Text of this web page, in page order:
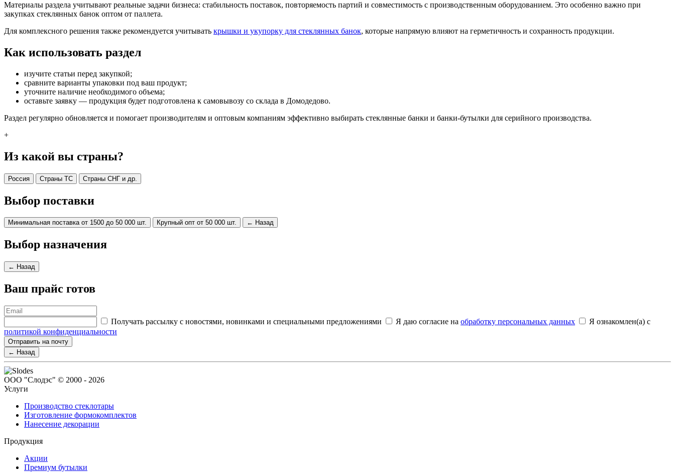
Материалы раздела учитывают реальные задачи бизнеса: стабильность поставок, повторяемость партий и совместимость с производственным оборудованием. Это особенно важно при
закупках стеклянных банок оптом от паллета.
Для комплексного решения также рекомендуется учитывать крышки и укупорку для стеклянных банок, которые напрямую влияют на герметичность и сохранность продукции.
Как использовать раздел
изучите статьи перед закупкой;
сравните варианты упаковки под ваш продукт;
уточните наличие необходимого объема;
оставьте заявку — продукция будет подготовлена к самовывозу со склада в Домодедово.
Раздел регулярно обновляется и помогает производителям и оптовым компаниям эффективно выбирать стеклянные банки и банки-бутылки для серийного производства.
+
Из какой вы страны?
Россия Страны ТС Страны СНГ и др.
Выбор поставки
Минимальная поставка от 1500 до 50 000 шт. Крупный опт от 50 000 шт. ← Назад
Выбор назначения
← Назад
Ваш прайс готов
Получать рассылку с новостями, новинками и специальными предложениями Я даю согласие на обработку персональных данных
Я ознакомлен(а) с
политикой конфиденциальности
Отправить на почту
← Назад
ООО "Слодэс" © 2000 - 2026
Услуги
Производство стеклотары
Изготовление формокомплектов
Нанесение декорации
Продукция
Акции
Премиум бутылки